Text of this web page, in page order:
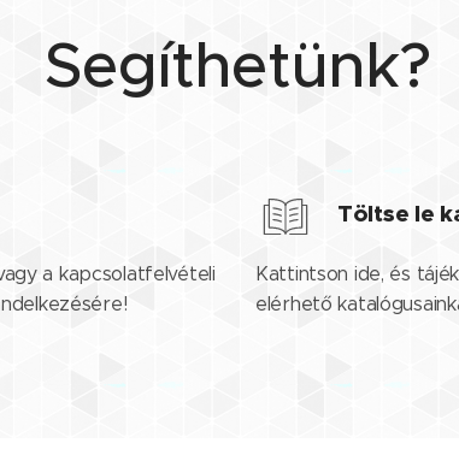
Segíthetünk?
a kapcsolatfelvételi
Töltse le
Kattintson ide, és
elérhető